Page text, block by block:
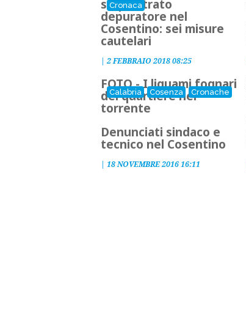
Cronaca
sequestrato
depuratore nel
Cosentino: sei misure
cautelari
| 2 FEBBRAIO 2018 08:25
Calabria Cosenza Cronache
FOTO - I liquami fognari
del quartiere nel
torrente
Denunciati sindaco e
tecnico nel Cosentino
| 18 NOVEMBRE 2016 16:11